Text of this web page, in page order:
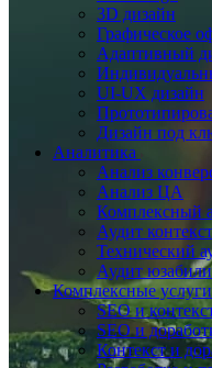
3D дизайн
Графическое
Адаптивный
UI‑UX дизайн
Дизайн под
Аналитика
Анализ
Анализ ЦА
Комплексный
Аудит
Технический
Аудит
Комплексные услуги
SEO и
SEO и
Контекст и